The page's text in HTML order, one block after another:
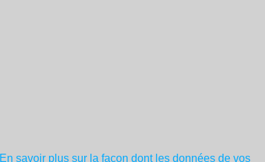
En savoir plus sur la façon dont les données de vos